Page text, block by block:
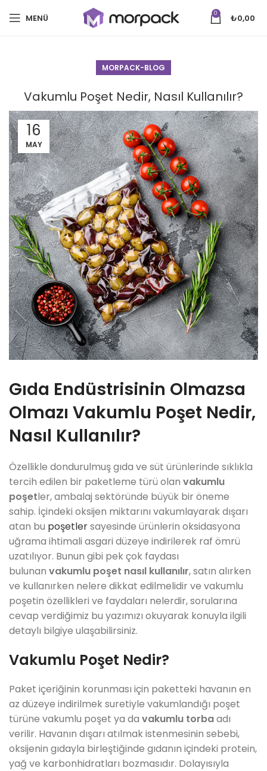
MENÜ 0 ₺0,00
MORPACK-BLOG
Vakumlu Poşet Nedir, Nasıl Kullanılır?
16
MAY
Gıda Endüstrisinin Olmazsa
Olmazı Vakumlu Poşet Nedir,
Nasıl Kullanılır?
Özellikle dondurulmuş gıda ve süt ürünlerinde sıklıkla
tercih edilen bir paketleme türü olan vakumlu
poşetler, ambalaj sektöründe büyük bir öneme
sahip. İçindeki oksijen miktarını vakumlayarak dışarı
atan bu poşetlersayesinde ürünlerin oksidasyona
uğrama ihtimali asgari düzeye indirilerek raf ömrü
uzatılıyor. Bunun gibi pek çok faydası
bulunan vakumlu poşet nasıl kullanılır, satın alırken
ve kullanırken nelere dikkat edilmelidir ve vakumlu
poşetin özellikleri ve faydaları nelerdir, sorularına
cevap verdiğimiz bu yazımızı okuyarak konuyla ilgili
detaylı bilgiye ulaşabilirsiniz.
Vakumlu Poşet Nedir?
Paket içeriğinin korunması için paketteki havanın en
az düzeye indirilmek suretiyle vakumlandığı poşet
türüne vakumlu poşet ya da vakumlu torbaadı
verilir. Havanın dışarı atılmak istenmesinin sebebi,
oksijenin gıdayla birleştiğinde gıdanın içindeki protein,
yağ ve karbonhidratları bozmasıdır. Dolayısıyla